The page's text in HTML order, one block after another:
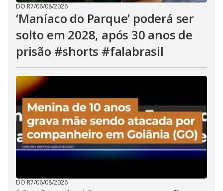
DO R7/06/08/2026
‘Maníaco do Parque’ poderá ser
solto em 2028, após 30 anos de
prisão #shorts #falabrasil
DO R7/06/08/2026